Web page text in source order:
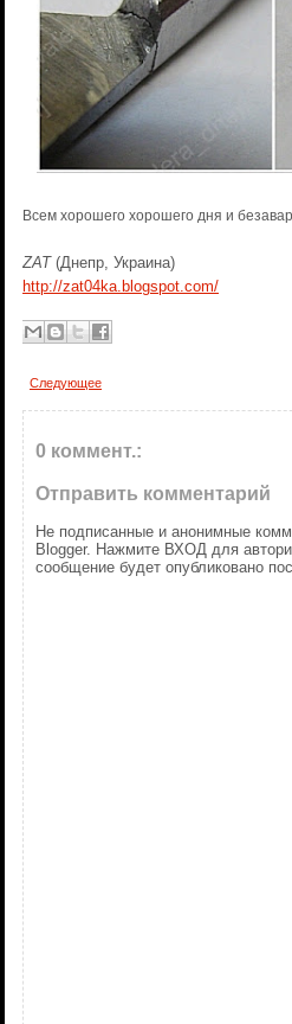
Всем хорошего хорошего дня и
ZAT (Днепр, Украина)
http://zat04ka.blogspot.com/
Следующее
0 коммент.:
Отправить комментарий
Не подписанные и анонимные
Blogger. Нажмите ВХОД для
сообщение будет опубликовано